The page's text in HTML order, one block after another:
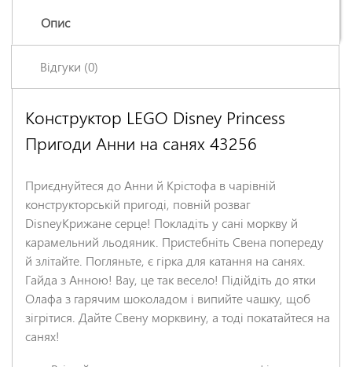
Опис
Відгуки (0)
Конструктор LEGO Disney Princess
Пригоди Анни на санях 43256
Приєднуйтеся до Анни й Крістофа в чарівній
конструкторській пригоді, повній розваг
DisneyКрижане серце! Покладіть у сані моркву й
карамельний льодяник. Пристебніть Свена попереду
й злітайте. Погляньте, є гірка для катання на санях.
Гайда з Анною! Вау, це так весело! Підійдіть до ятки
Олафа з гарячим шоколадом і випийте чашку, щоб
зігрітися. Дайте Свену морквину, а тоді покатайтеся на
санях!
Залишіть відгук про цей товар першими
*
Ім'я
*
Заголовок відгуку
*
Відгук